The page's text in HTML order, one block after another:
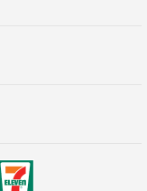
使用說明書